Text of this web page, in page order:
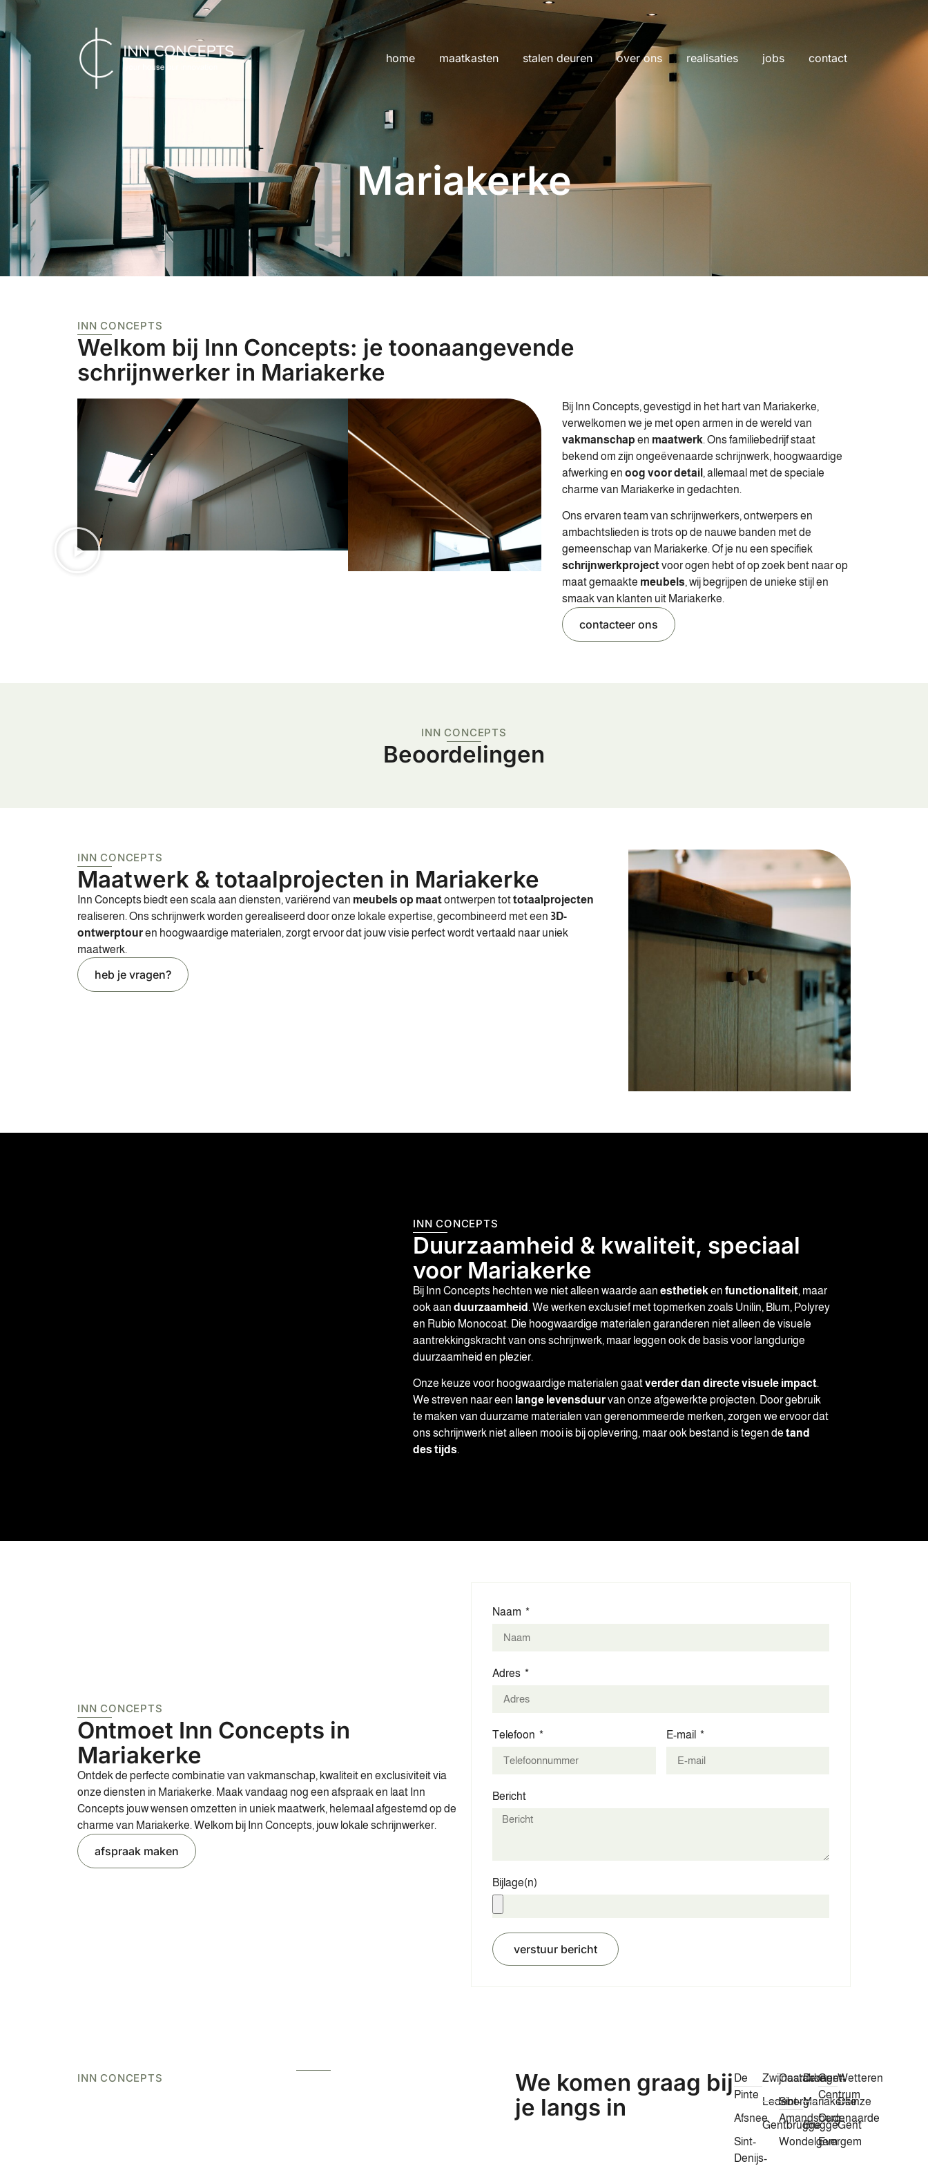
home maatkasten stalen deuren over ons realisaties jobs contact
Mariakerke
INN CONCEPTS
Welkom bij Inn Concepts: je toonaangevende
schrijnwerker in Mariakerke
Bij Inn Concepts, gevestigd in het hart van Mariakerke,
verwelkomen we je met open armen in de wereld van
vakmanschap en maatwerk. Ons familiebedrijf staat
bekend om zijn ongeëvenaarde schrijnwerk, hoogwaardige
afwerking en oog voor detail , allemaal met de speciale
charme van Mariakerke in gedachten.
Ons ervaren team van schrijnwerkers, ontwerpers en
ambachtslieden is trots op de nauwe banden met de
gemeenschap van Mariakerke. Of je nu een specifiek
schrijnwerkprojectvoor ogen hebt of op zoek bent naar op
maat gemaakte meubels, wij begrijpen de unieke stijl en
smaak van klanten uit Mariakerke.
contacteer ons
INN CONCEPTS
Beoordelingen
INN CONCEPTS
Maatwerk & totaalprojecten in Mariakerke
Inn Concepts biedt een scala aan diensten, variërend van meubels op maatontwerpen tottotaalprojecten
realiseren. Ons schrijnwerk worden gerealiseerd door onze lokale expertise, gecombineerd met een 3D-
ontwerptouren hoogwaardige materialen, zorgt ervoor dat jouw visie perfect wordt vertaald naar uniek
maatwerk.
heb je vragen?
INN CONCEPTS
Duurzaamheid & kwaliteit, speciaal
voor Mariakerke
Bij Inn Concepts hechten we niet alleen waarde aan esthetieken functionaliteit, maar
ook aan duurzaamheid . We werken exclusief met topmerken zoals Unilin, Blum, Polyrey
en Rubio Monocoat. Die hoogwaardige materialen garanderen niet alleen de visuele
aantrekkingskracht van ons schrijnwerk, maar leggen ook de basis voor langdurige
duurzaamheid en plezier.
Onze keuze voor hoogwaardige materialen gaatverder dan directe visuele impact.
We streven naar een lange levensduurvan onze afgewerkte projecten. Door gebruik
te maken van duurzame materialen van gerenommeerde merken, zorgen we ervoor dat
ons schrijnwerk niet alleen mooi is bij oplevering, maar ook bestand is tegen de tand
des tijds.
INN CONCEPTS
Ontmoet Inn Concepts in
Mariakerke
Ontdek de perfecte combinatie van vakmanschap, kwaliteit en exclusiviteit via
onze diensten in Mariakerke. Maak vandaag nog een afspraak en laat Inn
Concepts jouw wensen omzetten in uniek maatwerk, helemaal afgestemd op de
charme van Mariakerke. Welkom bij Inn Concepts, jouw lokale schrijnwerker.
afspraak maken
Naam
Adres
Telefoon E-mail
Bericht
Bijlage(n)
verstuur bericht
INN CONCEPTS
We komen graag bij
je langs in
De
Pinte
Afsnee
Sint-
Denijs-
Zwijnaarde
Ledeberg
Gentbrugge
Oostakker
Sint-
Amandsberg
Wondelgem
Drongen
Mariakerke
Brugge
Gent-
Centrum
Oudenaarde
Evergem
Wetteren
Deinze
Gent